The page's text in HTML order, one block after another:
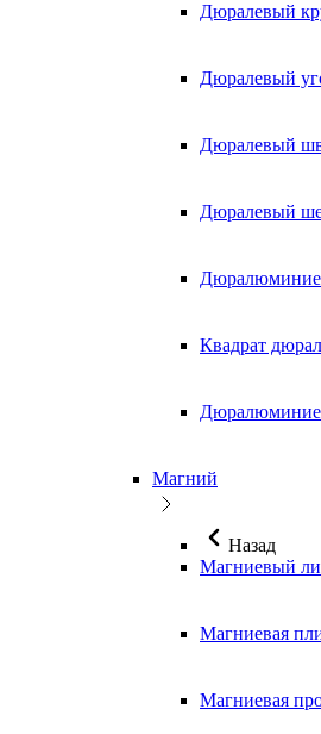
Дюралевый
Дюралевый
Дюралевый
Дюралевый
Квадрат
Магний
Назад
Магниевый
Магниевая
Магниевая